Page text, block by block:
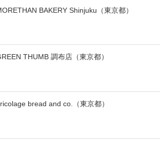
総合ページ
通す
新トレンド
べて選べる
のヒント
BAKERY Shinjuku（東京都）
THUMB 調布店（東京都）
bread and co.（東京都）